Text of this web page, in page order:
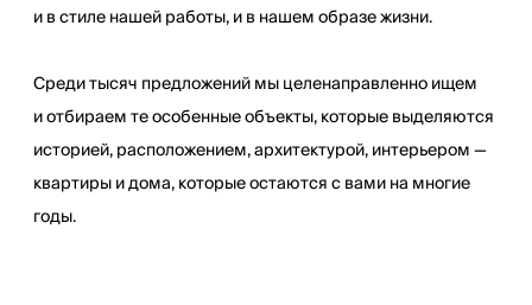
и в стиле нашей работы, и в нашем образе жизни.
Среди тысяч предложений мы целенаправленно ищем
и отбираем те особенные объекты, которые выделяются
историей, расположением, архитектурой, интерьером —
квартиры и дома, которые остаются с вами на многие
годы.